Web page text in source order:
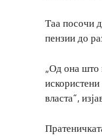
Таа посочи
пензии до
„Од она што
власта“,